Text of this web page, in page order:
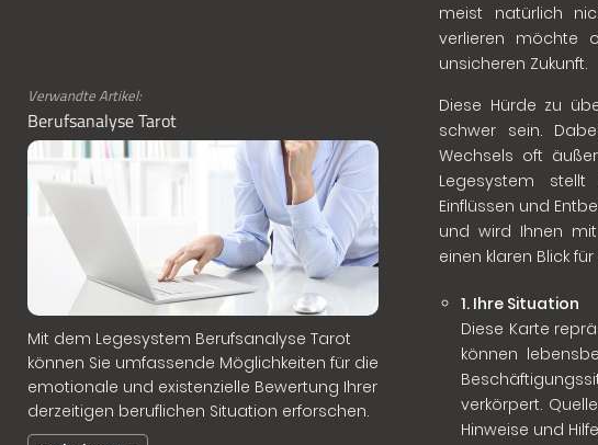
Verwandte Artikel:
Berufsanalyse Tarot
Mit dem Legesystem Berufsanalyse Tarot
können Sie umfassende Möglichkeiten für die
emotionale und existenzielle Bewertung Ihrer
derzeitigen beruflichen Situation erforschen.
meist natürlich
verlieren möchte
unsicheren Zukunft.
Diese Hürde zu
schwer sein.
Wechsels oft
Legesystem
Einflüssen und
und wird Ihnen
einen klaren Blick
1. Ihre Situation
Diese Karte
können
verkörpert.
Hinweise und